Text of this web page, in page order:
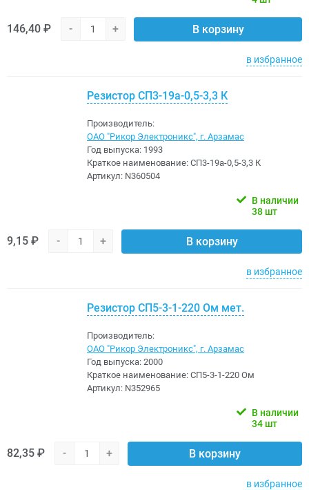
146,40 ₽ - + В корзину
в избранное
Резистор СП3-19а-0,5-3,3 К
Производитель:
ОАО "Рикор Электроникс", г. Арзамас
Год выпуска: 1993
Краткое наименование: СП3-19а-0,5-3,3 К
Артикул: N360504
В наличии
38 шт
9,15 ₽ - + В корзину
в избранное
Резистор СП5-3-1-220 Ом мет.
Производитель:
ОАО "Рикор Электроникс", г. Арзамас
Год выпуска: 2000
Краткое наименование: СП5-3-1-220 Ом
Артикул: N352965
В наличии
34 шт
82,35 ₽ - + В корзину
в избранное